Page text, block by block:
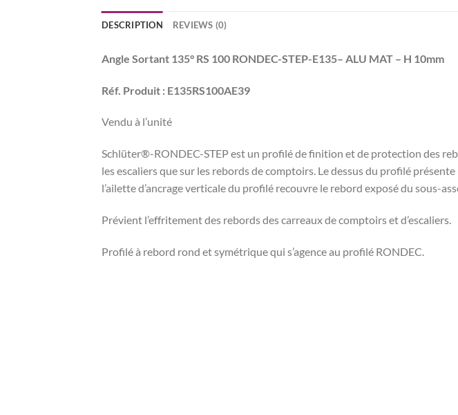
DESCRIPTION REVIEWS (0)
Angle Sortant 135° RS 100 RONDEC-STEP-E135– ALU MAT – H 10mm
Réf. Produit : E135RS100AE39
Vendu à l’unité
Schlüter®-RONDEC-STEP est un profilé de finition et de protection des
les escaliers que sur les rebords de comptoirs. Le dessus du profilé
l’ailette d’ancrage verticale du profilé recouvre le rebord exposé du sous-
Prévient l’effritement des rebords des carreaux de comptoirs et d’escaliers.
Profilé à rebord rond et symétrique qui s’agence au profilé RONDEC.